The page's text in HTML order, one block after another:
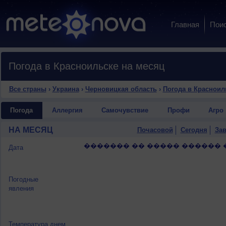
Главная
Погода в Красноильске на месяц
Все страны › Украина› Черновицкая область › Погода в
Погода Аллергия Самочувствие Профи Агро
НА МЕСЯЦ Почасовой Сегодня
Дата
Погодные
явления
Температура днем
������� �� ����� ������